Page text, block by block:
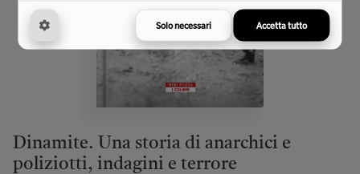
Dinamite. Una storia di anarchici e
poliziotti, indagini e terrore
Solo necessari Accetta tutto